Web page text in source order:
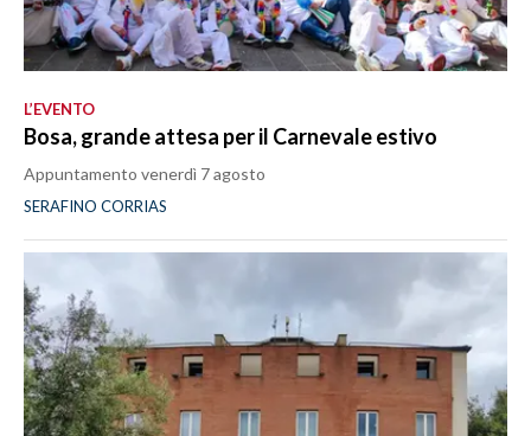
L’EVENTO
Bosa, grande attesa per il Carnevale estivo
Appuntamento venerdì 7 agosto
SERAFINO CORRIAS